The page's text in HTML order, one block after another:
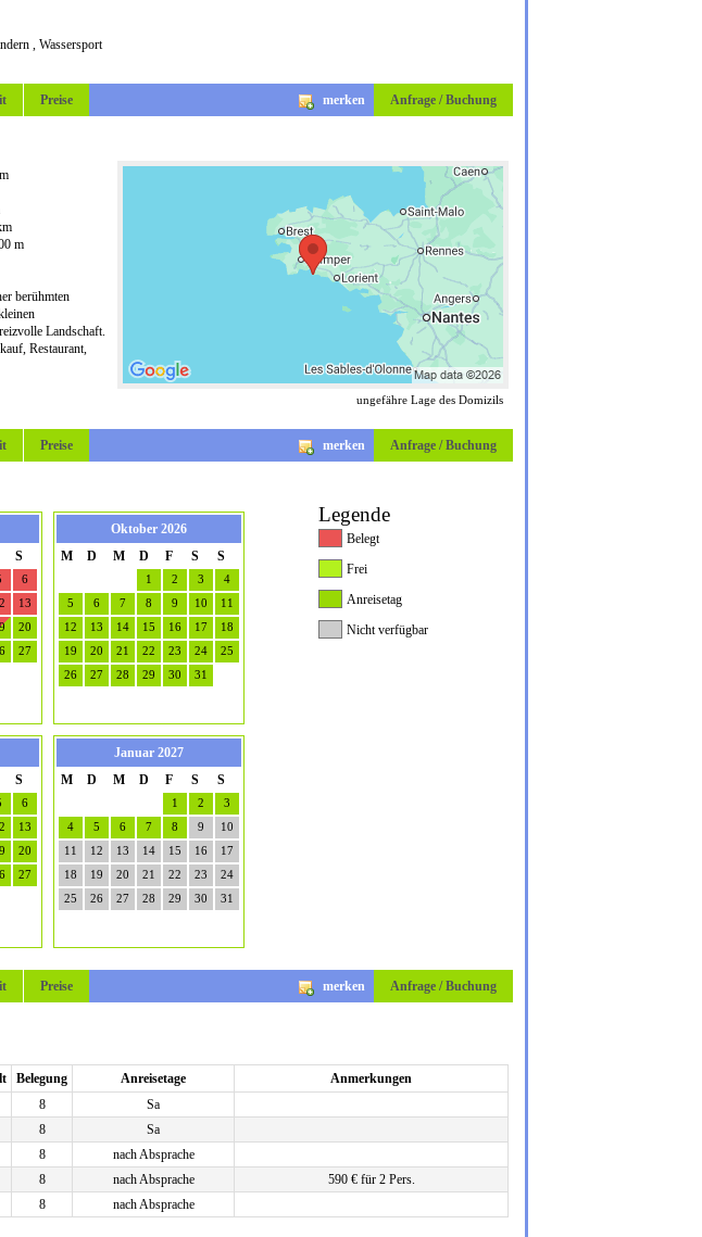
, Wassersport
Preise Anfrage / Buchung
merken
ungefähre Lage des Domizils
m
berühmten
Landschaft.
Restaurant,
Preise Anfrage / Buchung
merken
Legende
Belegt
Frei
Anreisetag
Nicht verfügbar
S
6
13
20
27
Oktober 2026
M
D M D F S S
1 2 3
4
5
6 7 8 9 10
11
12
13 14 15 16 17
18
19
20 21 22 23 24
25
26
27 28 29 30 31
S
6
13
20
27
Januar 2027
M
D M D F S S
1 2
3
4
5 6 7 8 9
10
11
12 13 14 15 16
17
18
19 20 21 22 23
24
25
26 27 28 29 30 31
Preise Anfrage / Buchung
merken
Belegung Anreisetage
Anmerkungen
8
Sa
8
Sa
8
nach Absprache
8 nach Absprache
590 € für 2 Pers.
8 nach Absprache